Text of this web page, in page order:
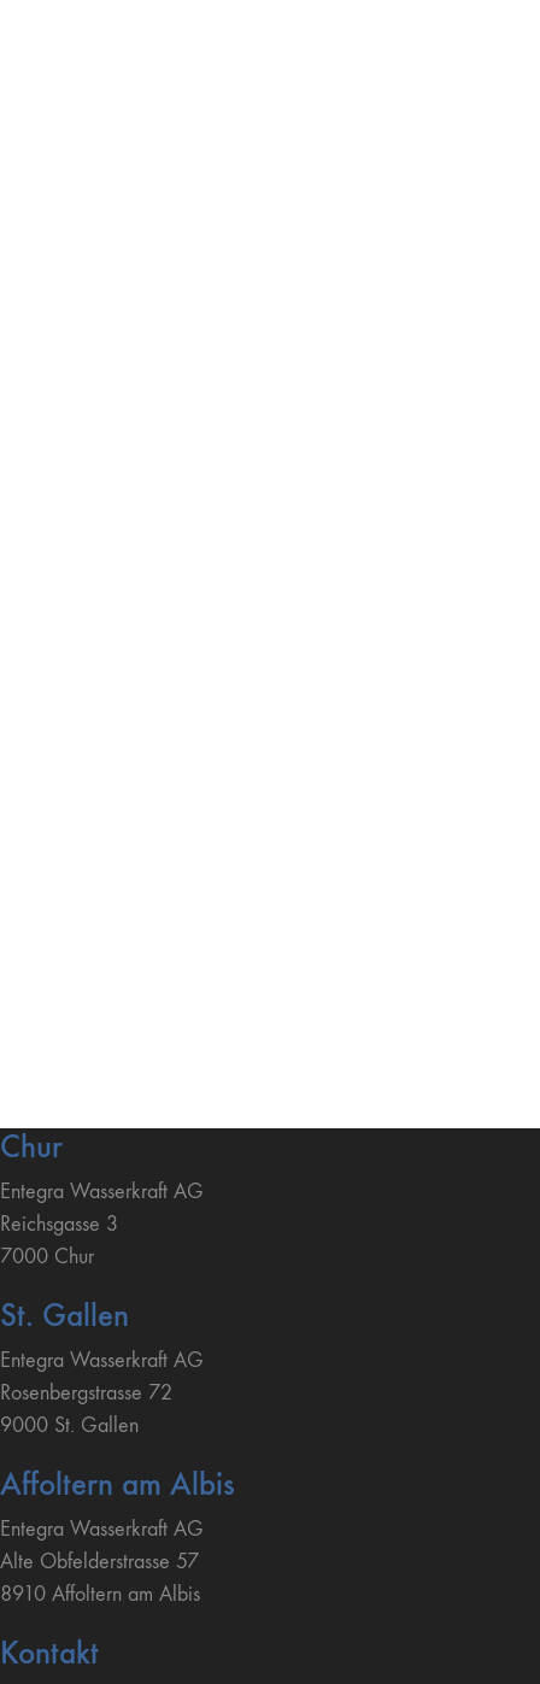
Chur
Entegra Wasserkraft AG
Reichsgasse 3
7000 Chur
St. Gallen
Entegra Wasserkraft AG
Rosenbergstrasse 72
9000 St. Gallen
Affoltern am Albis
Entegra Wasserkraft AG
Alte Obfelderstrasse 57
8910 Affoltern am Albis
Kontakt